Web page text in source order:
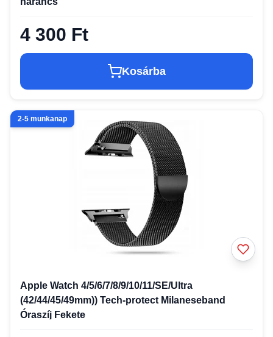
4 300 Ft
Kosárba
2-5 munkanap
Apple Watch 4/5/6/7/8/9/10/11/SE/Ultra
(42/44/45/49mm)) Tech-protect Milaneseband
Óraszíj Fekete